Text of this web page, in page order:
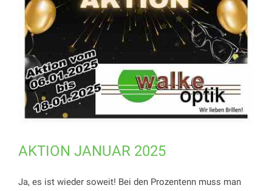
AKTION JANUAR 2025
Ja, es ist wieder soweit! Bei den Prozentenn muss man